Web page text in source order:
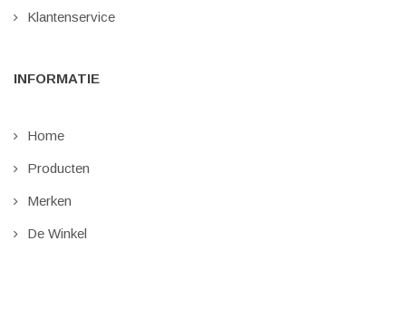
Klantenservice
INFORMATIE
Home
Producten
Merken
De Winkel